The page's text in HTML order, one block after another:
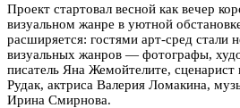
Проект стартовал весной как вечер
визуальном жанре в уютной
расширяется: гостями арт-сред стали
визуальных жанров — фотографы,
писатель Яна Жемойтелите,
Рудак, актриса Валерия Ломакина,
Ирина Смирнова.